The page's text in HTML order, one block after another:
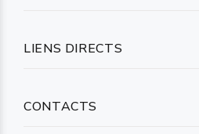
LIENS DIRECTS
CONTACTS